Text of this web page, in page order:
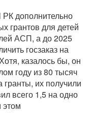
дополнительно
грантов для детей
АСП, а до 2025
госзаказ на
казалось бы, он
году из 80 тысяч
их получили
всего 1,5 на одно
этом